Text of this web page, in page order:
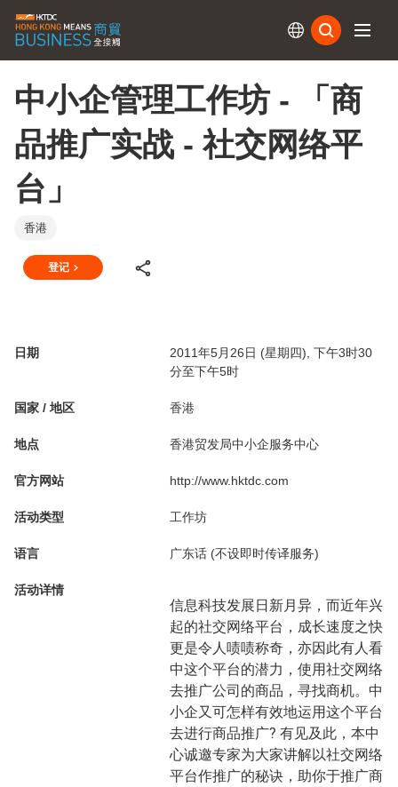
中小企管理工作坊 - 「商
品推广实战 - 社交网络平
台」
香港
登记
日期
2011年5月26日 (星期四), 下午3时30
分至下午5时
国家 / 地区 香港
地点 香港贸发局中小企服务中心
官方网站 http://www.hktdc.com
活动类型 工作坊
语言 广东话 (不设即时传译服务)
活动详情
信息科技发展日新月异，而近年兴
起的社交网络平台，成长速度之快
更是令人啧啧称奇，亦因此有人看
中这个平台的潜力，使用社交网络
去推广公司的商品，寻找商机。中
小企又可怎样有效地运用这个平台
去进行商品推广? 有见及此，本中
心诚邀专家为大家讲解以社交网络
平台作推广的秘诀，助你于推广商